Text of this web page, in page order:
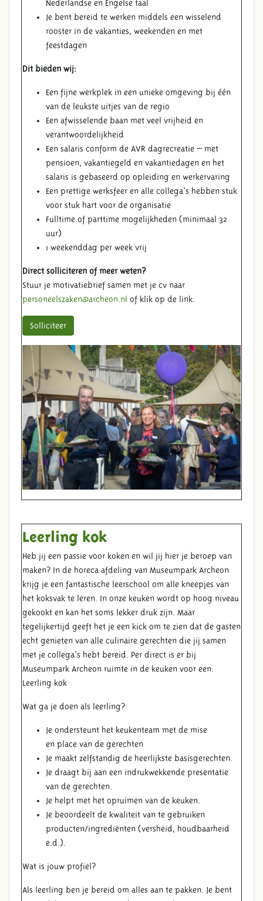
Nederlandse en Engelse taal
Je bent bereid te werken middels een wisselend
rooster in de vakanties, weekenden en met
feestdagen
Dit bieden wij:
Een fijne werkplek in een unieke omgeving bij één
van de leukste uitjes van de regio
Een afwisselende baan met veel vrijheid en
verantwoordelijkheid
Een salaris conform de AVR dagrecreatie – met
pensioen, vakantiegeld en vakantiedagen en het
salaris is gebaseerd op opleiding en werkervaring
Een prettige werksfeer en alle collega’s hebben stuk
voor stuk hart voor de organisatie
Fulltime of parttime mogelijkheden (minimaal 32
uur)
1 weekenddag per week vrij
Direct solliciteren of meer weten?
Stuur je motivatiebrief samen met je cv naar
personeelszaken@archeon.nl of klik op de link:
Solliciteer
Leerling kok
Heb jij een passie voor koken en wil jij hier je beroep van
maken? In de horeca afdeling van Museumpark Archeon
krijg je een fantastische leerschool om alle kneepjes van
het koksvak te leren. In onze keuken wordt op hoog niveau
gekookt en kan het soms lekker druk zijn. Maar
tegelijkertijd geeft het je een kick om te zien dat de gasten
echt genieten van alle culinaire gerechten die jij samen
met je collega’s hebt bereid. Per direct is er bij
Museumpark Archeon ruimte in de keuken voor een:
Leerling kok
Wat ga je doen als leerling?
Je ondersteunt het keukenteam met de mise
en place van de gerechten
Je maakt zelfstandig de heerlijkste basisgerechten.
Je draagt bij aan een indrukwekkende presentatie
van de gerechten.
Je helpt met het opruimen van de keuken.
Je beoordeelt de kwaliteit van te gebruiken
producten/ingrediënten (versheid, houdbaarheid
e.d.).
Wat is jouw profiel?
Als leerling ben je bereid om alles aan te pakken. Je bent